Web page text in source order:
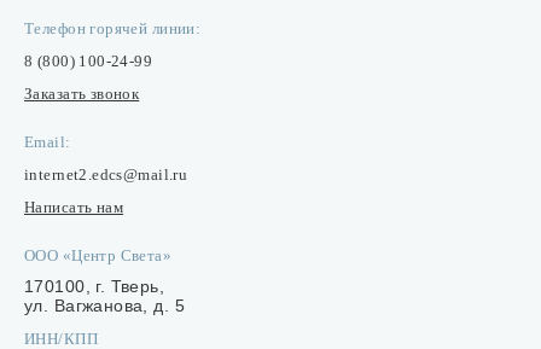
Телефон горячей линии:
8 (800) 100-24-99
Заказать звонок
Email:
internet2.edcs@mail.ru
Написать нам
ООО «Центр Света»
170100, г. Тверь,
ул. Вагжанова, д. 5
ИНН/КПП